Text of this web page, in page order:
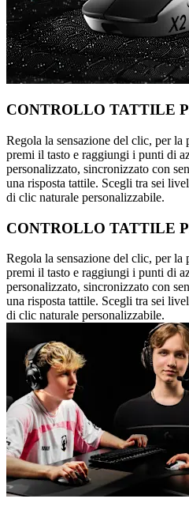
CONTROLLO TATTILE
Regola la sensazione del clic, per
premi il tasto e raggiungi i punti di
personalizzato, sincronizzato con
una risposta tattile. Scegli tra sei
di clic naturale personalizzabile.
CONTROLLO TATTILE
Regola la sensazione del clic, per
premi il tasto e raggiungi i punti di
personalizzato, sincronizzato con
una risposta tattile. Scegli tra sei
di clic naturale personalizzabile.